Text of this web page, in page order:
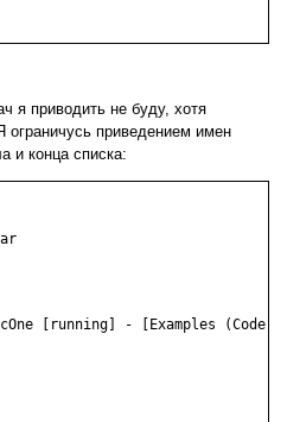
я приводить не буду, хотя
ограничусь приведением имен
и конца списка:
[running] - [Examples (Code)]